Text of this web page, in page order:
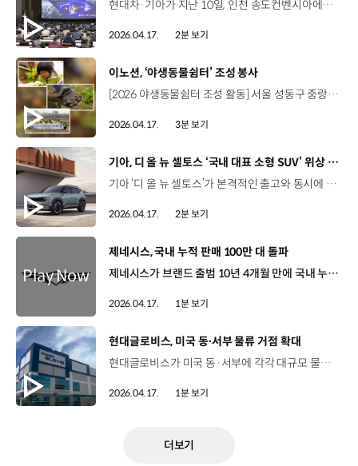
현대차·기아가 지난 10일, 인천 송도컨벤시아에서 브레이크 부문 협력사들과 함께 ‘브레이크 테크 서밋’을 개최했습니다. 이번 서밋은 현대차·기아 관계자를 비롯해 현대모비스와 HL만도, 상신, KB오토시스 등 약 50개 파트너사 임직원 550여 명이 참석했는데요. ‘지속 가능한 모빌리티 시대의 브레이크 혁신’을 목표로 협력사가 개발 중인 첨단 브레이크 기술을 공유하고 미래 기술 발전 방향에 대해 심도 있는 논의를 나누는 등 기술 교류 행사 방식으로 진행됐습니다. 강동훈 상무 / 현대차 MLV설계센터장우리가 실제로 산업 현장에서는 치열하게 경쟁을 하고 또 기술 개발하면서 엄청 바쁘기도 하고 그렇지만 이런 네트워킹을 통해서 우리의 파이를 같이 키울 수 있는 그런 노력이 필요하다고 생각됩니다. 특히 논문 발표 세션에서는 미래 브레이크 기술 경쟁력을 담은 50편의 우수 논문이 발표됐는데요. 인공지능을 활용한 제어 기술, 성능 고도화 기술 등 차세대 제동 시스템이 대거 소개돼 참석자들의 관심이 집중됐습니다. 앞으로 현대차·기아는 서밋에서 공유된 기술과 연구 성과를 바탕으로 협력사들과의 기술 교류를 더욱 확대하는 한편 더욱 안전하고 혁신적인 브레이크 시스템 개발에 박차를 가할 예정입니다.
2026.04.17. 2분 보기
[동영상]
이노션, ‘야생동물쉼터’ 조성 봉사
[2026 야생동물쉼터 조성 활동] 서울 성동구 중랑천 일대2026년 4월 11일(토) 2024년부터 3년째, 꾸준히 이어 온 이노션의 중랑천 생물다양성 증진 프로젝트 중랑천 합수부 인근 약 1만㎡ 규모 부지 대상 프로젝트 비용 기부 서식지 정비 봉사활동 지속적인 모니터링을 통해 생태계 복원에 기여 조은미 이사장 / 사회적협동조합 한강2024년부터 이노션이 중랑천에 너무 멋진 변화를 만들고 있고 오늘도 우리 자녀분들과 함께 그런 활동을 할 텐데요. 오늘 자연과 교감하시고 무엇보다 가족들과 좋은 추억 만드는 시간이 되길 바랍니다. 이노션 임직원 및 가족 50여 명 참여 자연 속에서 함께 하는 특별한 시간 모래와 자갈을 활용한 자라 산란터 조성 야생동물쉼터 내 연못 3곳의 노후 울타리 정비 벌과 나비 등 곤충의 먹이가 되는 ‘밀원식물’ 식재 오감으로 느끼며 생태계 복원의 중요성을 배운 아이들 이유주 / 이현욱 시니어매니저 자녀꽃도 심고 도롱뇽 알도 봐서 신기하고 재미있었어요. 다음번에도 체험 또 해보고 싶어요. 사업 추진 이후, 중랑천에 나타난 긍정적 생태환경의 변화 야생생물 1급인 ‘호사비오리’ 등 3년 만에 4종에서 13종까지 늘어난 보호종 이현욱 시니어매니저 / 이노션 법무팀저희 가족은 올해 3년째 이 프로그램에 참여하고 있는데요. 지난 3년간 했던 성과들이 계속해서 잘 남아 있는 것을 매년 확인할 수 있어서 정말 좋고 그 성장에 함께할 수 있어서 뜻깊게 참여하고 있습니다. 이노션의 노력으로 야생동물의 안정적인 보금자리로 자리매김할 중랑천 “생태계 복원을 향한 이노션의 따뜻한 발걸음은 계속됩니다.”
2026.04.17. 3분 보기
[동영상]
기아, 디 올 뉴 셀토스 ‘국내 대표 소형 SUV’ 위상 재입증
기아 ‘디 올 뉴 셀토스’가 본격적인 출고와 동시에 소형 SUV 시장 1위에 등극하며 1세대 셀토스의 명성을 이어갑니다. ‘디 올 뉴 셀토스’는 지난 3월, 국내 시장에서 소형 SUV 차급 가운데 가장 많은 4,983대가 판매됐는데요. 3대 중 2대가 최상위 트림인 ‘시그니처’와 디자인 특화 트림인 ‘X-Line’이었으며 하이브리드 모델도 판매 비중의 38.6%를 차지했습니다. 이와 함께 기아는 차별화된 상품성 등을 소개하는 영상 콘텐츠 ‘움직임에 지능을 더하다’를 새롭게 공개했는데요. 실주행 연비를 높이는 하이브리드 신기술(HPC)과 바이브로 사운드 시트의 특징과 작동 원리를 소개하면서 주목을 받았습니다. 기아는 앞으로도 디자인·효율·실용성·편의성 전반에서 경쟁력을 갖춘 셀토스를 통해 소형 SUV 시장의 기준을 선도해 나갈 예정입니다.
2026.04.17. 2분 보기
[동영상]
제네시스, 국내 누적 판매 100만 대 돌파
제네시스가 브랜드 출범 10년 4개월 만에 국내 누적 판매량 100만 대를 돌파했습니다. 제네시스 브랜드의 국내 누적 판매량은 지난 3월 마감 기준으로 총 1,002,998대를 달성했는데요. 세단부터 SUV, 전동화까지 풀 라인업을 완성하며 2020년 사상 처음으로 연간 10만 대를 돌파하고 2021년에는 13만 8,757대로 역대 최다 판매를 기록하면서 고속 성장을 이어왔습니다. 특히 제네시스의 대표 세단 G80가 국내에서 누적 42만 2,589대로 가장 많이 판매됐습니다. 제네시스의 이 같은 성과는 지난 10년간 디자인 및 품질 경쟁력을 확보하고 국내 고객과의 접점을 꾸준히 넓혀온 결과인데요. 앞으로도 고객이 가장 원하는 럭셔리 브랜드로서의 역할을 이어 나갈 예정입니다.
2026.04.17. 1분 보기
[동영상]
현대글로비스, 미국 동∙서부 물류 거점 확대
현대글로비스가 미국 동·서부에 각각 대규모 물류 거점을 새롭게 마련하며 북미 물류 처리 역량을 강화했습니다. 지난 1분기 개소한 서부의 물류 거점 ‘LA 복합물류센터’는 LA 도심에 약 1만 2,000㎡ 규모로 구축됐는데요. 항만·공항과 가까워 해상·항공 물류를 연계한 복합운송 운영에 최적화된 입지를 갖춘 것이 특징입니다. 또한 미 동부 지역 조지아주 서배너에는 약 6만 9,000㎡ 규모의 통합창고를 확보했습니다. 이 통합창고는 HMGMA와 인근 비계열 고객사 물량을 처리하기 위한 생산 연계형 물류 거점인데요. 서배너 지역은 제조·물류 인프라가 빠르게 확장되고 있어 향후 북미 전역으로의 물류 확장에도 유리한 입지가 될 것으로 기대를 모으고 있습니다.
2026.04.17. 1분 보기
더보기